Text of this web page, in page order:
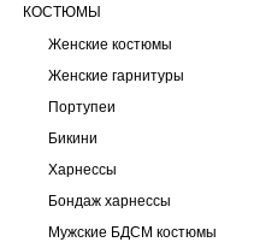
КОСТЮМЫ
Женские костюмы
Женские гарнитуры
Портупеи
Бикини
Харнессы
Бондаж харнессы
Мужские БДСМ костюмы